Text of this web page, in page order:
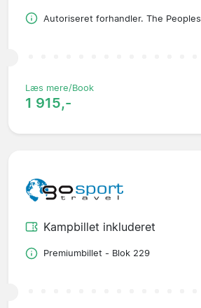
Autoriseret forhandler. The
Læs mere/Book
1 915,-
Kampbillet inkluderet
Premiumbillet - Blok 229